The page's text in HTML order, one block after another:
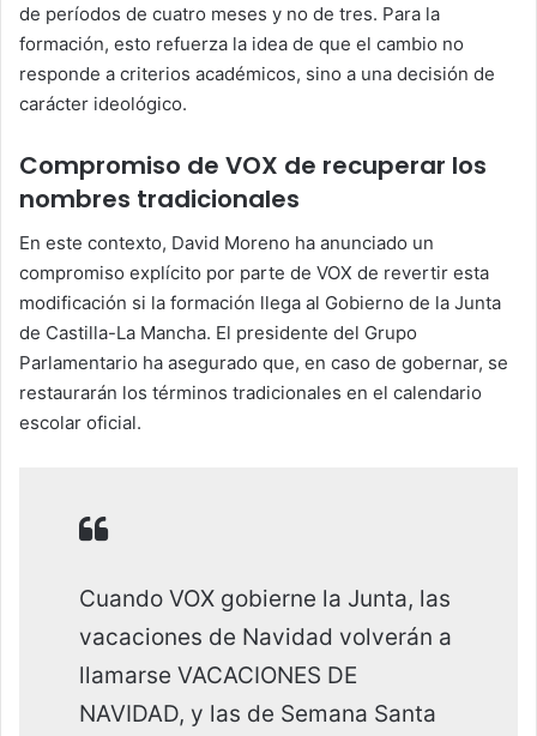
de períodos de cuatro meses y no de tres. Para la
formación, esto refuerza la idea de que el cambio no
responde a criterios académicos, sino a una decisión de
carácter ideológico.
Compromiso de VOX de recuperar los
nombres tradicionales
En este contexto, David Moreno ha anunciado un
compromiso explícito por parte de VOX de revertir esta
modificación si la formación llega al Gobierno de la Junta
de Castilla-La Mancha. El presidente del Grupo
Parlamentario ha asegurado que, en caso de gobernar, se
restaurarán los términos tradicionales en el calendario
escolar oficial.
Cuando VOX gobierne la Junta, las
vacaciones de Navidad volverán a
llamarse VACACIONES DE
NAVIDAD, y las de Semana Santa